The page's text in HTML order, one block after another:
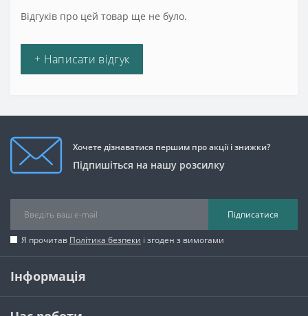
Відгуків про цей товар ще не було.
+ Написати відгук
Хочете дізнаватися першим про акції і знижки?
Підпишіться на нашу розсилку
Підписатися
Я прочитав Політика безпеки і згоден з вимогами
Інформація